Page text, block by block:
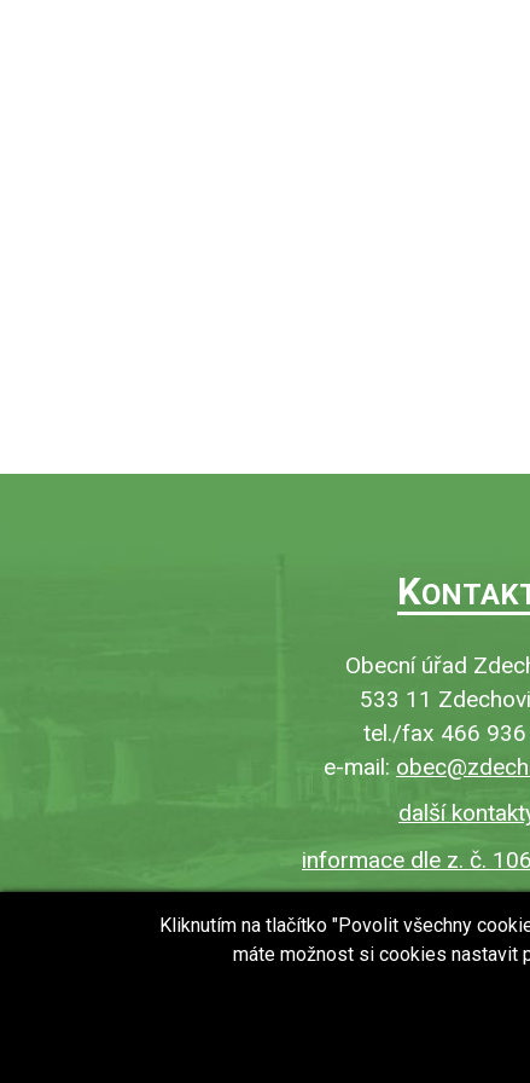
K
Obecní úřad
533 11
tel./fax 466 936
e-mail:
další
informace dle z. č.
Kliknutím na tlačítko "Povolit všechny
máte možnost si cookies nastavit